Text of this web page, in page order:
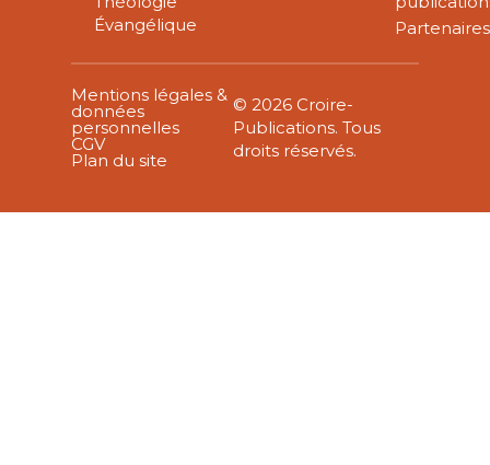
Évangélique
Partenaires
Mentions légales &
données
personnelles
CGV
Plan du site
© 2026 Croire-
Publications. Tous
droits réservés.